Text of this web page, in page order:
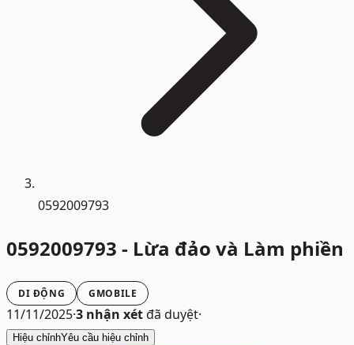
0592009793
0592009793 - Lừa đảo và Làm phiền
DI ĐỘNG GMOBILE
11/11/2025·3 nhận xétđã duyệt·
Hiệu chỉnhYêu cầu hiệu chỉnh